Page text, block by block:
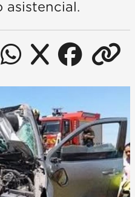
asistencial.